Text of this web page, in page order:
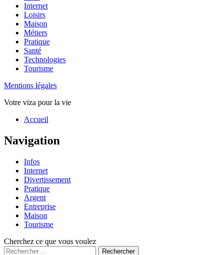
Internet
Loisirs
Maison
Métiers
Pratique
Santé
Technologies
Tourisme
Mentions légales
Votre viza pour la vie
Haut
page
Accueil
Navigation
Infos
Internet
Divertissement
Pratique
Argent
Entreprise
Maison
Tourisme
Cherchez ce que vous voulez
Rechercher :